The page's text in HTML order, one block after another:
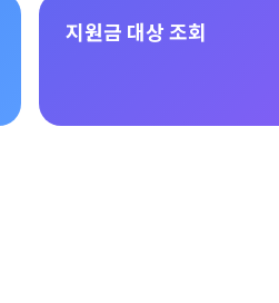
지원금 대상 조회